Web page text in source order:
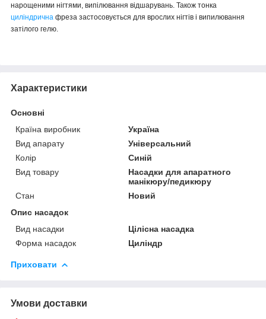
нарощеними нігтями, випілювання відшарувань. Також тонка
циліндрична фреза застосовується для врослих нігтів і випилювання
затілого гелю.
Характеристики
Основні
Країна виробник
Україна
Вид апарату
Універсальний
Колір
Синій
Вид товару
Насадки для апаратного
манікюру/педикюру
Стан
Новий
Опис насадок
Вид насадки
Цілісна насадка
Форма насадок
Циліндр
Приховати
Умови доставки